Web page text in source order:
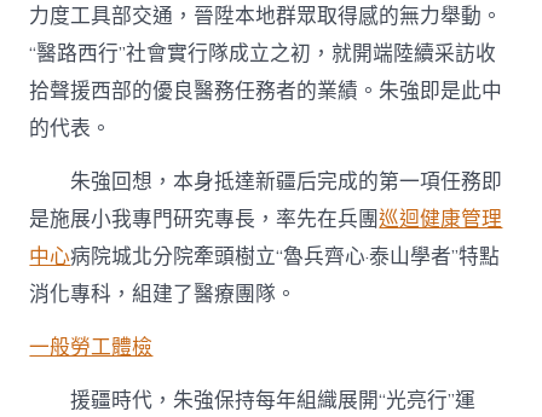
力度工具部交通，晉陞本地群眾取得感的無力舉動。
“醫路西行”社會實行隊成立之初，就開端陸續采訪收
拾聲援西部的優良醫務任務者的業績。朱強即是此中
的代表。
朱強回想，本身抵達新疆后完成的第一項任務即
是施展小我專門研究專長，率先在兵團巡迴健康管理
中心病院城北分院牽頭樹立“魯兵齊心·泰山學者”特點
消化專科，組建了醫療團隊。
一般勞工體檢
援疆時代，朱強保持每年組織展開“光亮行”運